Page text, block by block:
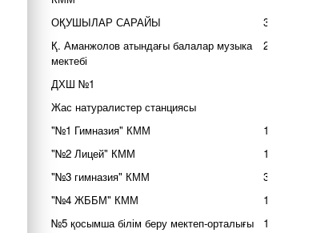
ОҚУШЫЛАР САРАЙЫ
35
Қ. Аманжолов атындағы балалар музыка
мектебі
24
ДХШ №1
Жас натуралистер станциясы
"№1 Гимназия" КММ
12
"№2 Лицей" КММ
13
"№3 гимназия" КММ
35
"№4 ЖББМ" КММ
14
№5 қосымша білім беру мектеп-орталығы
14